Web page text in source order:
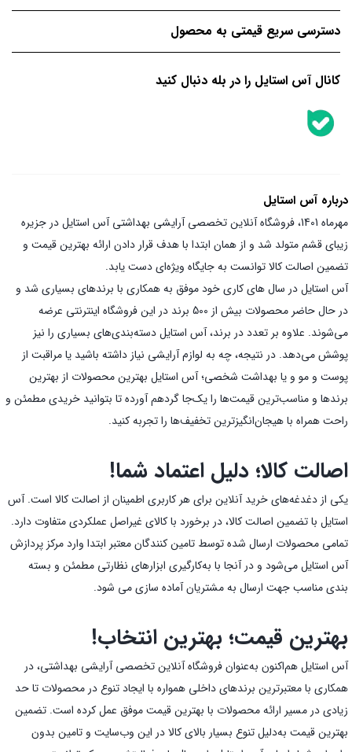
دسترسی سریع قیمتی به محصول
کانال آس استایل را در بله دنبال کنید
درباره آس استایل
مهرماه 1401، فروشگاه آنلاین تخصصی آرایشی بهداشتی آس استایل در جزیره
زیبای قشم متولد شد و از همان ابتدا با هدف قرار دادن ارائه بهترین قیمت و
تضمین اصالت کالا توانست به جایگاه ویژه‌ای دست یابد.
آس استایل در سال های کاری خود موفق به همکاری با برندهای بسیاری شد و
در حال حاضر محصولات بیش از 500 برند در این فروشگاه اینترنتی عرضه
می‌شوند. علاوه بر تعدد در برند، آس استایل دسته‌بندی‌های بسیاری را نیز
پوشش می‌دهد. در نتیجه، چه به لوازم آرایشی نیاز داشته باشید یا مراقبت از
پوست و مو و یا بهداشت شخصی؛ آس استایل بهترین محصولات از بهترین
برندها و مناسب‌ترین قیمت‌ها را یک‌جا گردهم آورده تا بتوانید خریدی مطمئن و
راحت همراه با هیجان‌انگیز‌ترین تخفیف‌ها را تجربه کنید.
اصالت کالا؛ دلیل اعتماد شما!
یکی از دغدغه‌های خرید آنلاین برای هر کاربری اطمینان از اصالت کالا است. آس
استایل با تضمین اصالت کالا، در برخورد با کالای غیراصل عملکردی متفاوت دارد.
تمامی محصولات ارسال شده توسط تامین کنندگان معتبر ابتدا وارد مرکز پردازش
آس استایل می‌شود و در آنجا با به‌کارگیری ابزارهای نظارتی مطمئن و بسته
بندی مناسب جهت ارسال به مشتریان آماده سازی می شود.
بهترین قیمت؛ بهترین انتخاب!
آس استایل هم‌اکنون به‌عنوان فروشگاه آنلاین تخصصی آرایشی بهداشتی، در
همکاری با معتبرترین برندهای داخلی همواره با ایجاد تنوع در محصولات تا حد
زیادی در مسیر ارائه محصولات با بهترین قیمت موفق عمل کرده است. تضمین
بهترین قیمت به‌دلیل تنوع بسیار بالای کالا در این وب‌سایت و تامین بدون